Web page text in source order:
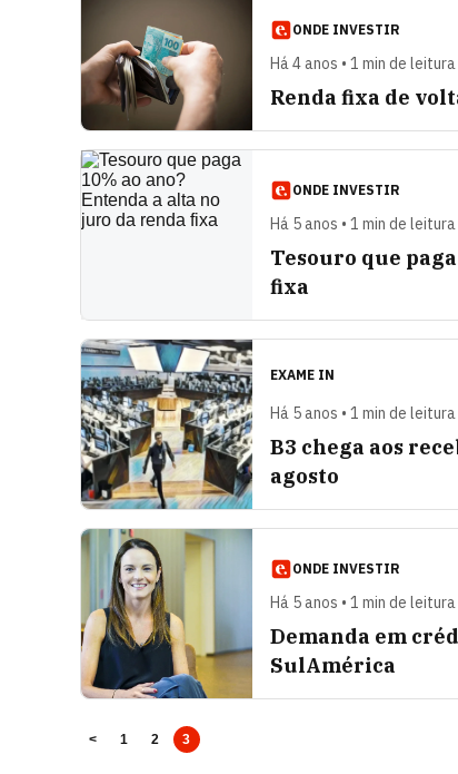
ONDE INVESTIR
Há 4 anos • 1 min de leitura
Renda fixa de
ONDE INVESTIR
Há 5 anos • 1 min de leitura
Tesouro que
fixa
EXAME IN
Há 5 anos • 1 min de leitura
B3 chega aos
agosto
ONDE INVESTIR
Há 5 anos • 1 min de leitura
Demanda em
SulAmérica
< 1 2 3